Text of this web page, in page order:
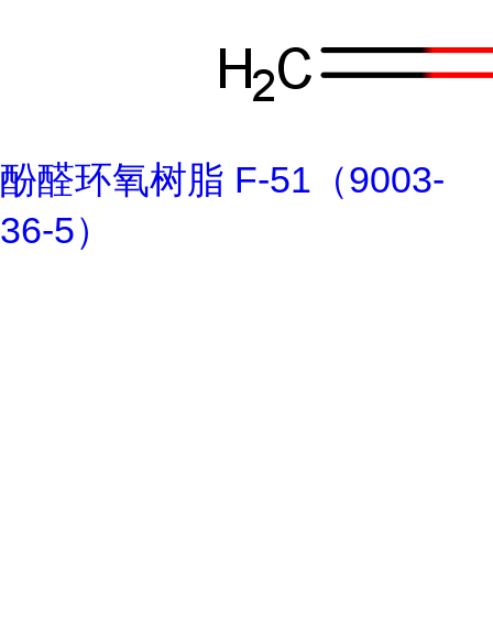
酚醛环氧树脂 F-51（9003-
36-5）